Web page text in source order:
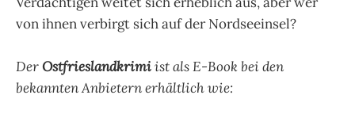
von ihnen verbirgt sich auf der Nordseeinsel?
DerOstfrieslandkrimiist als E-Book bei den
bekannten Anbietern erhältlich wie: